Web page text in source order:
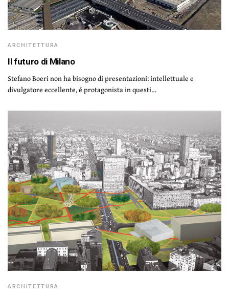
ARCHITETTURA
Il futuro di Milano
Stefano Boeri non ha bisogno di presentazioni: intellettuale e
divulgatore eccellente, é protagonista in questi…
ARCHITETTURA